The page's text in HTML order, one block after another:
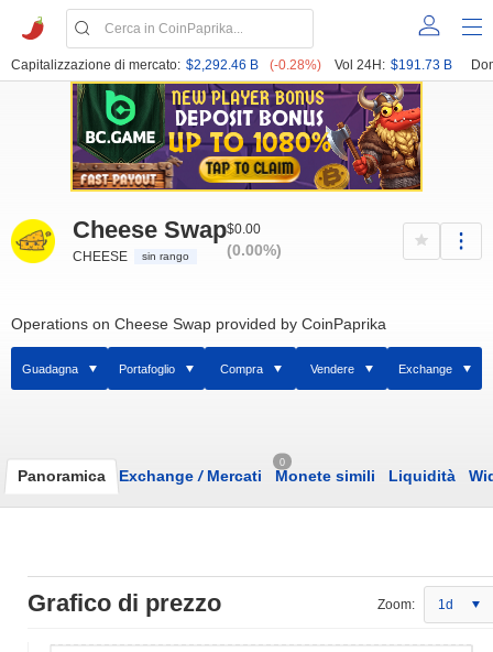
Capitalizzazione di mercato: $2,292.46 B (-0.28%) Vol 24H: $191.73 B
Cheese Swap
CHEESE sin rango
$0.00
(0.00%)
Operations on Cheese Swap provided by CoinPaprika
Guadagna Portafoglio Compra Vendere Exchange
Panoramica Exchange /Mercati
0
Monete simili Liquidità
Grafico di prezzo Zoom: 1d